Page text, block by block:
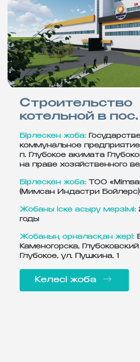
Строительство
котельной в
Бірлескен жоба:
коммунальное предприятие
п. Глубокое акимата
на праве хозяйственного
Бірлескен жоба: ТОО
(Мимсан Индастри
Жобаны іске асыру мерзімі:
годы
Жобаның орналасқан жері:
Каменогорска,
Глубокое, ул. Пушкина, 1
Келесі жоба